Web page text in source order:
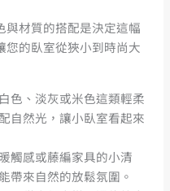
與材質的搭配是決定這幅
您的臥室從狹小到時尚大
色、淡灰或米色這類輕柔
自然光，讓小臥室看起來
觸感或藤編家具的小清
帶來自然的放鬆氛圍。